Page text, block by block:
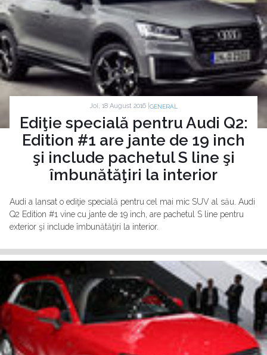
Joi, 18 August 2016 | GENERAL
Ediţie specială pentru Audi Q2:
Edition #1 are jante de 19 inch
şi include pachetul S line şi
îmbunătăţiri la interior
Audi a lansat o ediţie specială pentru cel mai mic SUV al său. Audi
Q2 Edition #1 vine cu jante de 19 inch, are pachetul S line pentru
exterior şi include îmbunătăţiri la interior.